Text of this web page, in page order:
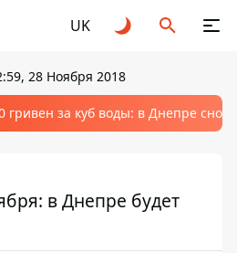
UK
28 Ноября 2018
гривен за куб воды: в Днепре
в Днепре будет